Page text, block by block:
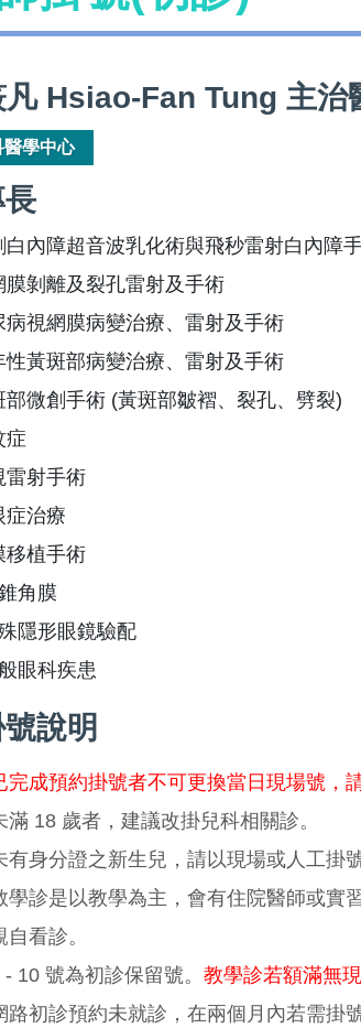
凡 Hsiao-Fan Tung 主治
醫學中心
白內障超音波乳化術與飛秒雷射白內障
膜剝離及裂孔雷射及手術
病視網膜病變治療、雷射及手術
性黃斑部病變治療、雷射及手術
部微創手術 (黃斑部皺褶、裂孔、劈裂)
症
雷射手術
症治療
移植手術
角膜
隱形眼鏡驗配
眼科疾患
說明
完成預約掛號者不可更換當日現場號，
滿 18 歲者，建議改掛兒科相關診。
有身分證之新生兒，請以現場或人工掛號
學診是以教學為主，會有住院醫師或實
自看診。
- 10 號為初診保留號。 教學診若額滿無
路初診預約未就診，在兩個月內若需掛